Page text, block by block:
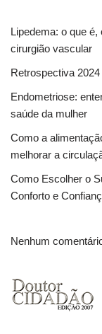
Lipedema: o que
cirurgião vascular
Retrospectiva 2024
Endometriose:
saúde da mulher
Como a
melhorar a
Como Escolher o
Conforto e
Nenhum